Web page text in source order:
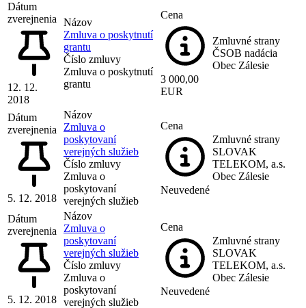
Dátum
zverejnenia
12. 12.
2018
Názov
Zmluva o poskytnutí
grantu
Číslo zmluvy
Zmluva o poskytnutí
grantu
Cena
3 000,00
EUR
Zmluvné strany
ČSOB nadácia
Obec Zálesie
Dátum
zverejnenia
5. 12. 2018
Názov
Zmluva o
poskytovaní
verejných služieb
Číslo zmluvy
Zmluva o
poskytovaní
verejných služieb
Cena
Neuvedené
Zmluvné strany
SLOVAK
TELEKOM, a.s.
Obec Zálesie
Dátum
zverejnenia
5. 12. 2018
Názov
Zmluva o
poskytovaní
verejných služieb
Číslo zmluvy
Zmluva o
poskytovaní
verejných služieb
Cena
Neuvedené
Zmluvné strany
SLOVAK
TELEKOM, a.s.
Obec Zálesie